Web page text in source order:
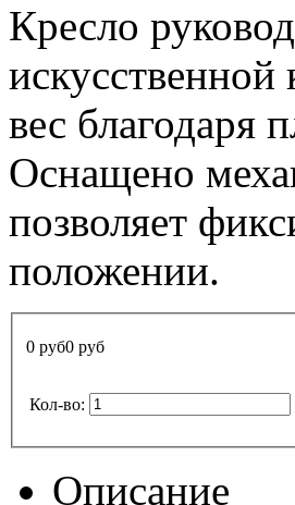
Кресло
вес благодаря
Оснащено
позволяет
положении.
0 руб0 руб
Кол-во:
Описание